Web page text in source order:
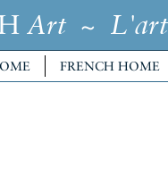
Art~ L'art
FRENCH HOME